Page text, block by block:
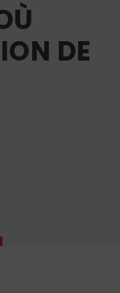
DE